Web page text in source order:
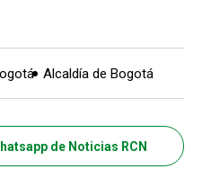
Alcaldía de Bogotá
de Noticias RCN